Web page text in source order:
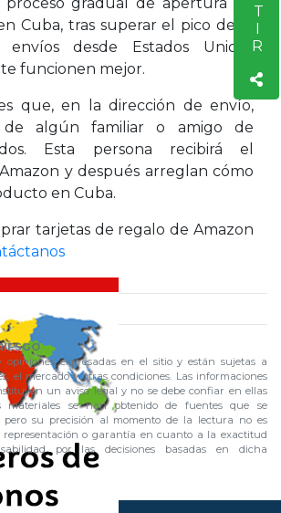
Cuba, tras superar el pico de la
envíos desde Estados Unidos
funcionen mejor.
que, en la dirección de envío,
algún familiar o amigo de
Esta persona recibirá el
y después arreglan cómo
en Cuba.
tarjetas de regalo de Amazon
opiniones expresadas en el sitio y están sujetas a
el mercado y otras condiciones. Las informaciones
un aviso legal y no se debe confiar en ellas
materiales se han obtenido de fuentes que se
pero su precisión al momento de la lectura no es
representación o garantía en cuanto a la exactitud
por las decisiones basadas en dicha